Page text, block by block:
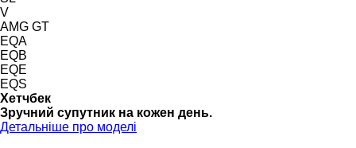
V
AMG GT
EQA
EQB
EQE
EQS
Хетчбек
Зручний супутник на кожен день.
Детальніше про моделі